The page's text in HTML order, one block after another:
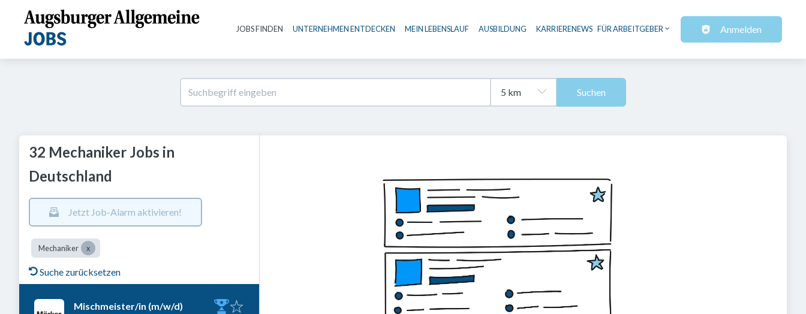
Haupt-Navigation
JOBS FINDEN UNTERNEHMEN ENTDECKEN MEIN LEBENSLAUF AUSBILDUNG KARRIERENEWS FÜR ARBEITGEBER Anmelden
Suchen
32 Mechaniker Jobs in
Deutschland
Jetzt Job-Alarm aktivieren!
Mechaniker
Suche zurücksetzen
Mischmeister/in (m/w/d)